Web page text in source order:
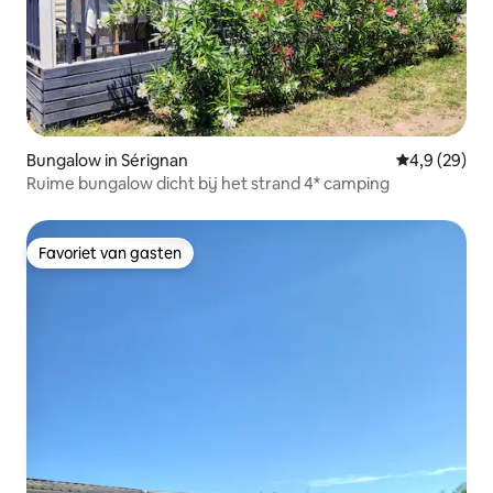
Bungalow in Sérignan Gemiddelde
4,9 (29)
Ruime bungalow dicht bij het strand 4* camping
Favoriet van gasten
Favoriet van gasten